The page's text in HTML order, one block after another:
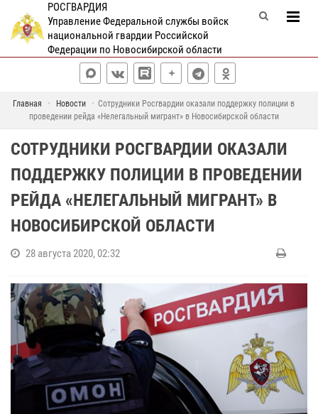
РОСГВАРДИЯ
Управление Федеральной службы войск
национальной гвардии Российской
Федерации по Новосибирской области
Главная Новости
Сотрудники Росгвардии оказали поддержку полиции в
проведении рейда «Нелегальный мигрант» в Новосибирской области
СОТРУДНИКИ РОСГВАРДИИ ОКАЗАЛИ
ПОДДЕРЖКУ ПОЛИЦИИ В ПРОВЕДЕНИИ
РЕЙДА «НЕЛЕГАЛЬНЫЙ МИГРАНТ» В
НОВОСИБИРСКОЙ ОБЛАСТИ
28 августа 2020, 02:32